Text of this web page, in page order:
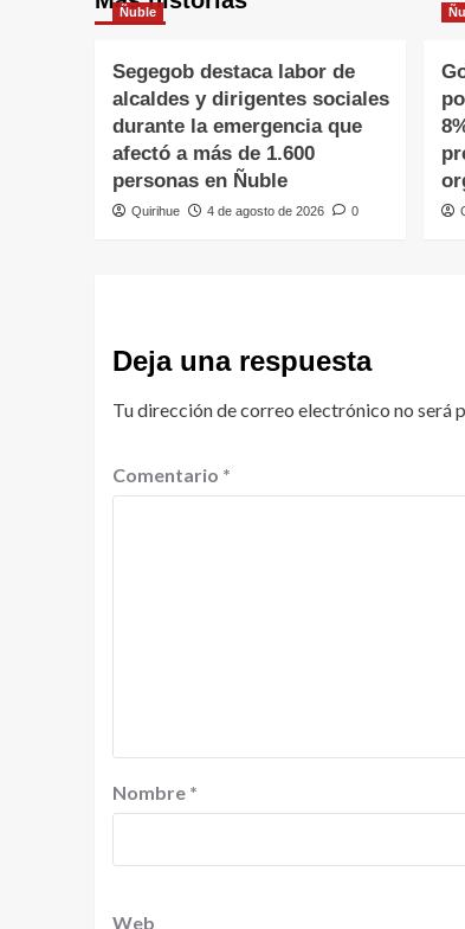
Ñuble
Segegob destaca labor de
alcaldes y dirigentes sociales
durante la emergencia que
afectó a más de 1.600
personas en Ñuble
Quirihue 4 de agosto de 2026 0
Deja una respuesta
Tu dirección de correo electrónico no será
Comentario *
Nombre *
Web